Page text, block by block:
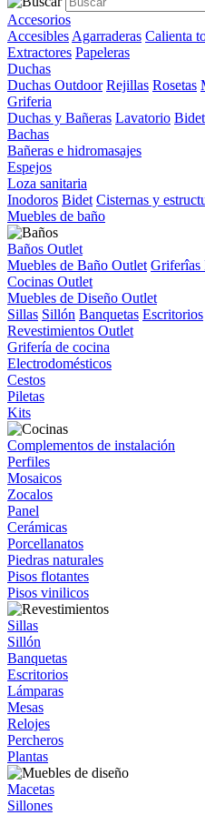
Accesorios
Accesibles Agarraderas Calienta
Extractores Papeleras
Duchas
Duchas Outdoor Rejillas Rosetas
Griferia
Duchas y Bañeras Lavatorio Bidet
Bachas
Bañeras e hidromasajes
Espejos
Loza sanitaria
Inodoros Bidet Cisternas y
Muebles de baño
Baños Outlet
Muebles de Baño Outlet Griferîas
Cocinas Outlet
Muebles de Diseño Outlet
Sillas Sillón Banquetas Escritorios
Revestimientos Outlet
Grifería de cocina
Electrodomésticos
Cestos
Piletas
Kits
Complementos de instalación
Perfiles
Mosaicos
Zocalos
Panel
Cerámicas
Porcellanatos
Piedras naturales
Pisos flotantes
Pisos vinilicos
Sillas
Sillón
Banquetas
Escritorios
Lámparas
Mesas
Relojes
Percheros
Plantas
Macetas
Sillones